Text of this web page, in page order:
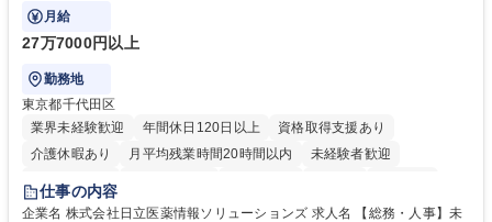
ます。
月給
27万7000円以上
勤務地
東京都千代田区
業界未経験歓迎
年間休日120日以上
資格取得支援あり
介護休暇あり
月平均残業時間20時間以内
未経験者歓迎
住宅手当あり
育休あり
完全週休2日制 交通費支給 土日祝休み 寮・社宅あり
仕事の内容
企業名 株式会社日立医薬情報ソリューションズ 求人名 【総務・人事】未